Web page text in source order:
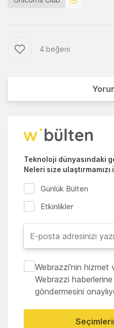
4 beğeni
Teknoloji dünyasındaki
Neleri size
Günlük Bülten
Etkinlikler
Webrazzi'nin hizmet
Webrazzi
göndermesini